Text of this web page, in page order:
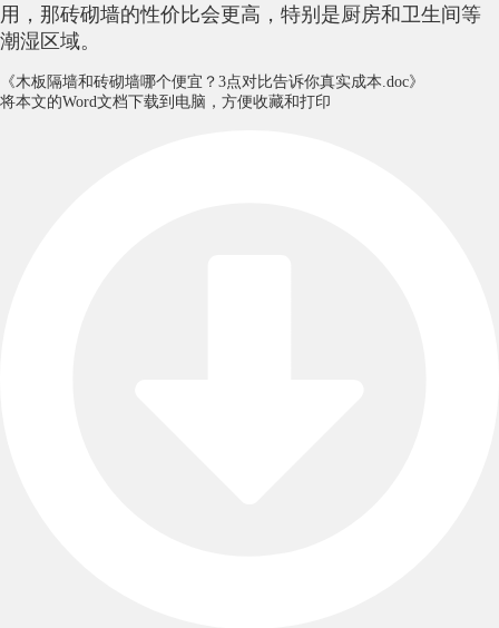
用，那砖砌墙的性价比会更高，特别是厨房和卫生间等
潮湿区域。
《木板隔墙和砖砌墙哪个便宜？3点对比告诉你真实成本.doc》
将本文的Word文档下载到电脑，方便收藏和打印